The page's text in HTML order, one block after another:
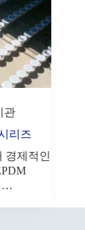
관
리즈
경제적인
…